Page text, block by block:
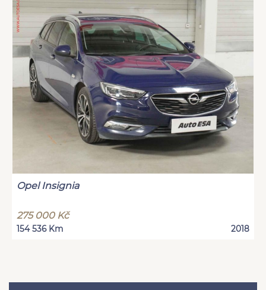
Opel Insignia
275 000 Kč
154 536 Km 2018